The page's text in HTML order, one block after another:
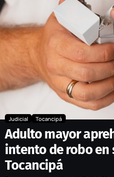
Judicial Tocancipá
Adulto mayor
intento de robo en
Tocancipá